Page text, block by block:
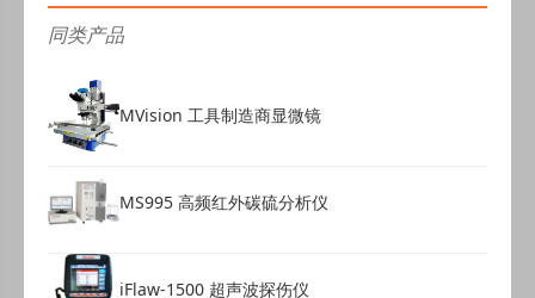
同类产品
MVision 工具制造商显微镜
MS995 高频红外碳硫分析仪
iFlaw-1500 超声波探伤仪